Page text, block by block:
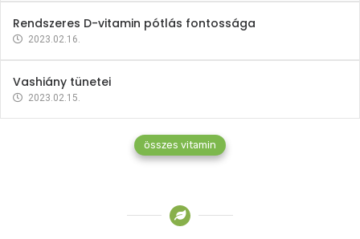
Rendszeres D-vitamin pótlás fontossága
2023.02.16.
Vashiány tünetei
2023.02.15.
összes vitamin